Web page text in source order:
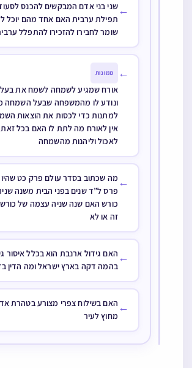
←שני בני אדם המבקשים להכנס
תפילת ערבית האם אחד מהם יוכל
שומר לחבירו להזכירו להתפלל
← ממונות
אורח שמגיע לשמחה לשמח את
ונודע לו מהמשפחה שבעל השמחה
למתנות כדי לכסות את הוצאות
אין לאורח מה לתת לו האם בכל זאת
לאכול וליהנות מהשמחה
← מה שכתוב בסדר עולם פרק כט
פרס ל”ד שנים בפני הבית משנה
כורש האם שנה שניה עצמה של
זה או לא
← האם גידול ארנבת הוא בכלל איסור
בהמה דקה בארץ ישראל ומה הדין
← האם בשילוח צפרי מצורע בטהרת
מחוץ לעיר